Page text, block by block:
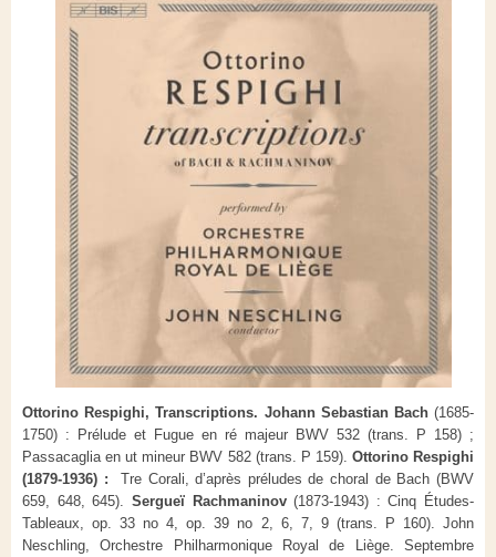
Ottorino Respighi, Transcriptions. Johann Sebastian Bach(1685-
1750) : Prélude et Fugue en ré majeur BWV 532 (trans. P 158) ;
Passacaglia en ut mineur BWV 582 (trans. P 159). Ottorino Respighi
(1879-1936) : Tre Corali, d’après préludes de choral de Bach (BWV
659, 648, 645). Sergueï Rachmaninov(1873-1943) : Cinq Études-
Tableaux, op. 33 no 4, op. 39 no 2, 6, 7, 9 (trans. P 160). John
Neschling, Orchestre Philharmonique Royal de Liège. Septembre